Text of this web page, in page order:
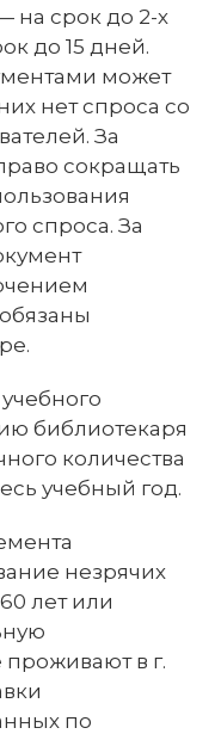
на срок до 2-х
до 15 дней.
может
нет спроса со
За
сокращать
спроса. За
библиотекаря
количества
учебный год.
незрячих
лет или
в г.
по